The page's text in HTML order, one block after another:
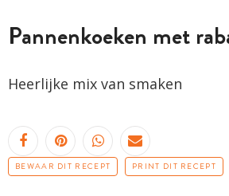
Pannenkoeken met
Heerlijke mix van smaken
BEWAAR DIT RECEPT PRINT DIT RECEPT